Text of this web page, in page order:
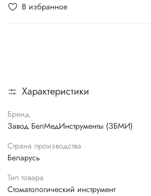
В избранное
Характеристики
Бренд
Завод БелМедИнструменты (ЗБМИ)
Страна производства
Беларусь
Тип товара
Стоматологический инструмент